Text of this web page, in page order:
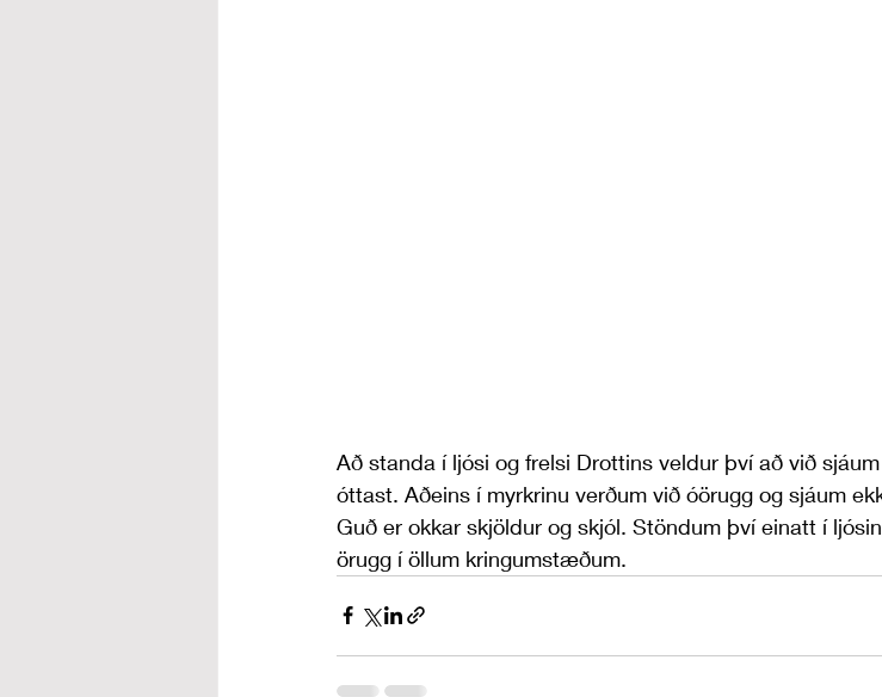
Að standa í ljósi og frelsi Drottins veldur því að við
óttast. Aðeins í myrkrinu verðum við óörugg og sjáum
Guð er okkar skjöldur og skjól. Stöndum því einatt í
örugg í öllum kringumstæðum.